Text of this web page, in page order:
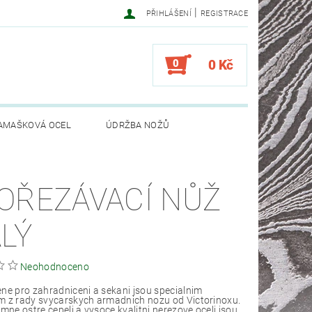
PŘIHLÁŠENÍ | REGISTRACE
0 0 Kč
OCEL ÚDRŽBA NOŽŮ
NŮŽ
Neohodnoceno
pro zahradniceni a sekani jsou specialnim
z rady svycarskych armadnich nozu od Victorinoxu.